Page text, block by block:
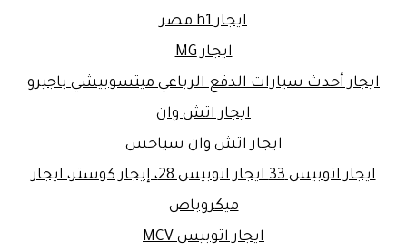
ايجار h1 مصر
ايجار MG
ايجار أحدث سيارات الدفع الرباعي ميتسوبيشي باجيرو
ايجار اتش وان
ايجار اتش وان سياحس
ايجار اتوبيس 33 ايجار اتوبيس 28، إيجار كوستر، ايجار
ميكروباص
ايجار اتوبيس MCV